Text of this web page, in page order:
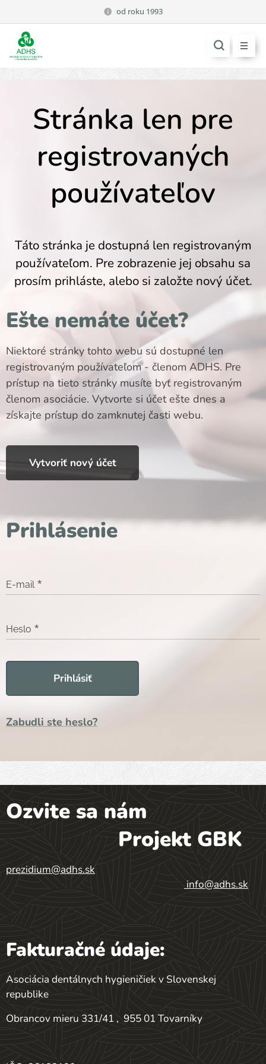
od roku 1993
Stránka len pre
registrovaných
používateľov
Táto stránka je dostupná len registrovaným
používateľom. Pre zobrazenie jej obsahu sa
prosím prihláste, alebo si založte nový účet.
Ešte nemáte účet?
Niektoré stránky tohto webu sú dostupné len
registrovaným používateľom - členom ADHS. Pre
prístup na tieto stránky musíte byť registrovaným
členom asociácie. Vytvorte si účet ešte dnes a
získajte prístup do zamknutej časti webu.
Vytvoriť nový účet
Prihlásenie
E-mail
Heslo
Prihlásiť
Zabudli ste heslo?
Ozvite sa nám
Projekt GBK
prezidium@adhs.sk
info@adhs.sk
Fakturačné údaje:
Asociácia dentálnych hygieničiek v Slovenskej
republike
Obrancov mieru 331/41 , 955 01 Tovarníky